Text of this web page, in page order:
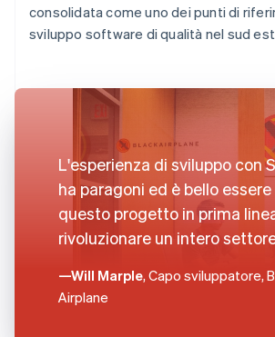
consolidata come uno dei punti di
sviluppo software di qualità nel sud
L'esperienza di sviluppo con
ha paragoni ed è bello
questo progetto in prima
rivoluzionare un intero
—Will Marple, Capo sviluppatore,
Airplane